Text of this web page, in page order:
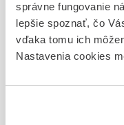
správne fungovanie
lepšie spoznať, čo
vďaka tomu ich
Nastavenia cookies
Typ registračnej
Decentralizovaná
Držiteľ, krajina